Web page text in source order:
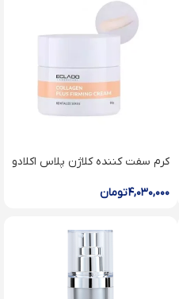
کرم سفت کننده کلاژن پلاس اکلادو
۴,۰۳۰,۰۰۰تومان